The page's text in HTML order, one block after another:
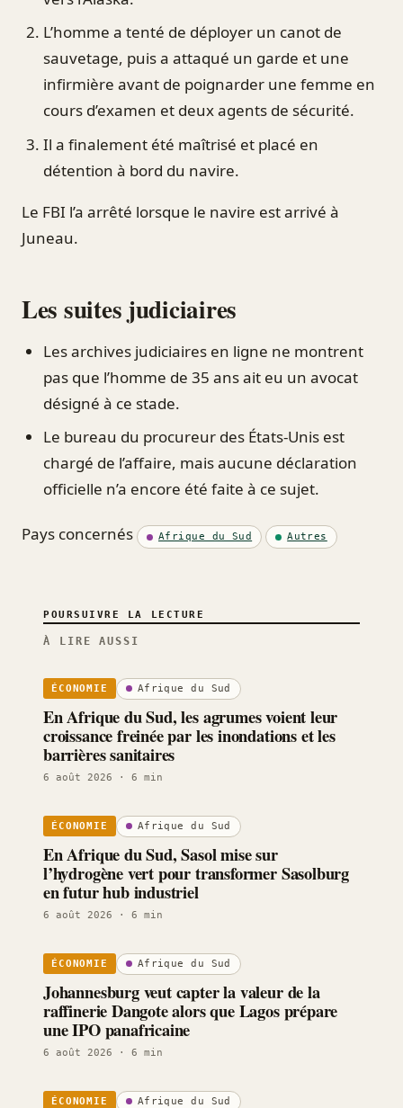
L’homme a tenté de déployer un canot de
sauvetage, puis a attaqué un garde et une
infirmière avant de poignarder une femme en
cours d’examen et deux agents de sécurité.
Il a finalement été maîtrisé et placé en
détention à bord du navire.
Le FBI l’a arrêté lorsque le navire est arrivé à
Juneau.
Les suites judiciaires
Les archives judiciaires en ligne ne montrent
pas que l’homme de 35 ans ait eu un avocat
désigné à ce stade.
Le bureau du procureur des États-Unis est
chargé de l’affaire, mais aucune déclaration
officielle n’a encore été faite à ce sujet.
Pays concernés Afrique du Sud Autres
POURSUIVRE LA LECTURE
À LIRE AUSSI
ÉCONOMIE Afrique du Sud
En Afrique du Sud, les agrumes voient leur
croissance freinée par les inondations et les
barrières sanitaires
6 août 2026 · 6 min
ÉCONOMIE Afrique du Sud
En Afrique du Sud, Sasol mise sur
l’hydrogène vert pour transformer Sasolburg
en futur hub industriel
6 août 2026 · 6 min
ÉCONOMIE Afrique du Sud
Johannesburg veut capter la valeur de la
raffinerie Dangote alors que Lagos prépare
une IPO panafricaine
6 août 2026 · 6 min
ÉCONOMIE Afrique du Sud